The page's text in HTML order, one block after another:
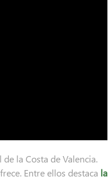
la Costa de Valencia.
Entre ellos destaca la